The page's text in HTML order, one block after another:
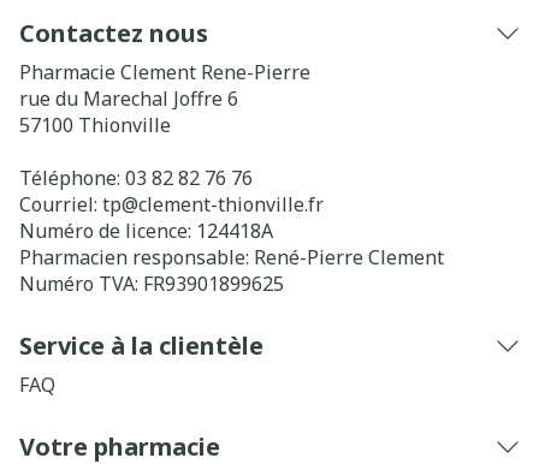
Contactez nous
Pharmacie Clement Rene-Pierre
rue du Marechal Joffre 6
57100 Thionville
Téléphone: 03 82 82 76 76
Courriel: tp@clement-thionville.fr
Numéro de licence: 124418A
Pharmacien responsable: René-Pierre Clement
Numéro TVA: FR93901899625
Service à la clientèle
FAQ
Votre pharmacie